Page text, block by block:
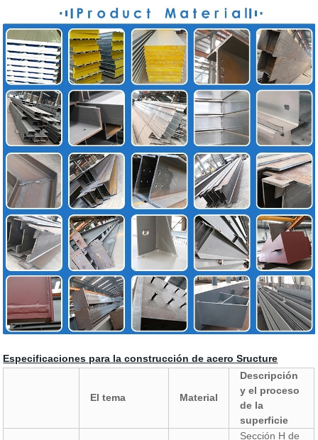
Especificaciones para la construcción de acero Sructure
El tema Material
Descripción
y el proceso
de la
superficie
Sección H de